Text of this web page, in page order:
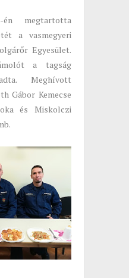
én megtartotta
a vasmegyeri
Egyesület.
a tagság
Meghívott
Gábor Kemecse
és Miskolczi